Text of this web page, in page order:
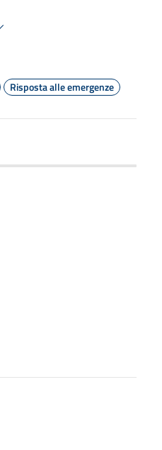
Risposta alle emergenze